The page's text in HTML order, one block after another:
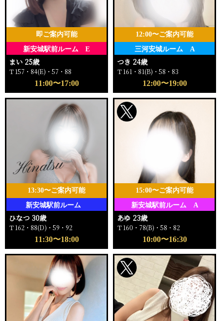
新安城駅前ルーム E
即ご案内可能
まい 25歳
Ｔ157・84(E)・57・88
11:00〜17:00
三河安城ルーム A
12:00〜ご案内可能
つき 24歳
Ｔ161・81(B)・58・83
12:00〜19:00
新安城駅前ルーム
13:30〜ご案内可能
ひなつ 30歳
Ｔ162・88(D)・59・92
11:30〜18:00
新安城駅前ルーム A
15:00〜ご案内可能
あゆ 23歳
Ｔ160・78(B)・58・82
10:00〜16:30